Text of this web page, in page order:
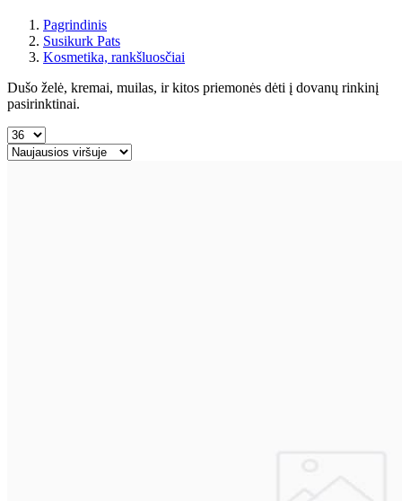
Pagrindinis
Susikurk Pats
Kosmetika, rankšluosčiai
Dušo želė, kremai, muilas, ir kitos priemonės dėti į dovanų rinkinį
pasirinktinai.